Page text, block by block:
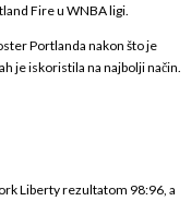
Fire u WNBA ligi.
Portlanda nakon što je
je iskoristila na najbolji način.
Liberty rezultatom 98:96, a